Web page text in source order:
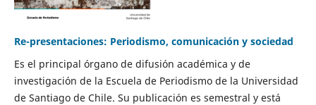
Re-presentaciones: Periodismo, comunicación y sociedad
Es el principal órgano de difusión académica y de
investigación de la Escuela de Periodismo de la Universidad
de Santiago de Chile. Su publicación es semestral y está